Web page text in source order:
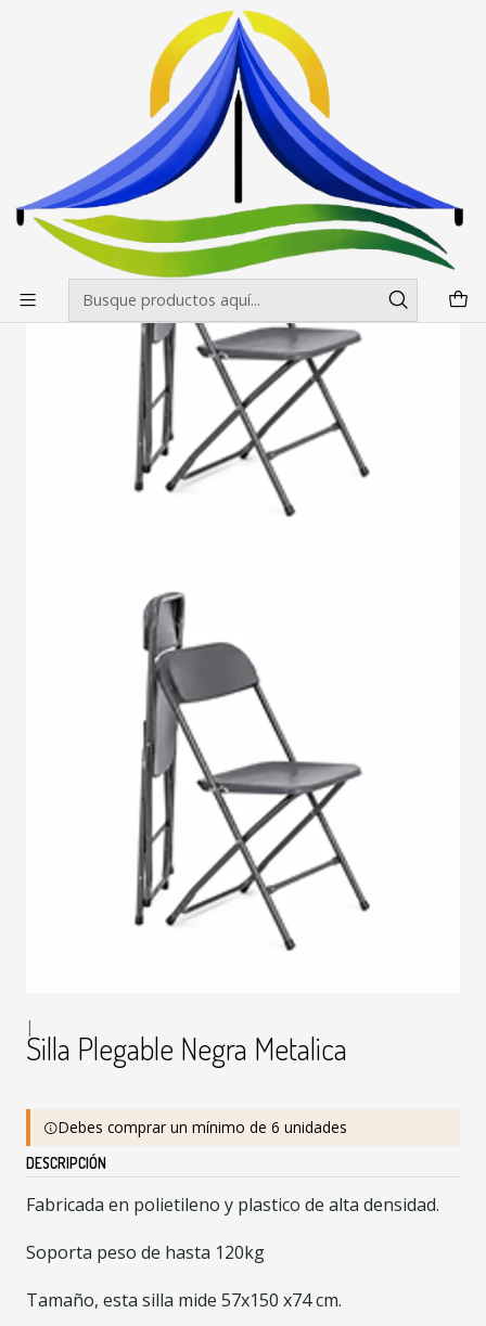
Envíos gratis desde $500.000 en Santiago
Mesas, manteles y sillas Sillas y banquetas
Silla Plegable Negra Metalica Silla Plegable Negra Metalica
|
Silla Plegable Negra Metalica
Debes comprar un mínimo de 6 unidades
DESCRIPCIÓN
Fabricada en polietileno y plastico de alta densidad.
Soporta peso de hasta 120kg
Tamaño, esta silla mide 57x150 x74 cm.